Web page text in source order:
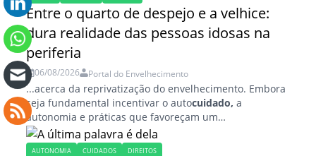
Entre o quarto de despejo e a velhice:
dura realidade das pessoas idosas na
periferia
06/08/2026 Portal do Envelhecimento
...acerca da reprivatização do envelhecimento. Embora
seja fundamental incentivar o autocuidado, a
autonomia e práticas que favoreçam um
envelhecimento ativo e saudável, não é possível
atribuir essa responsabilidade exclusivamente ao...
AUTONOMIA CUIDADOS DIREITOS